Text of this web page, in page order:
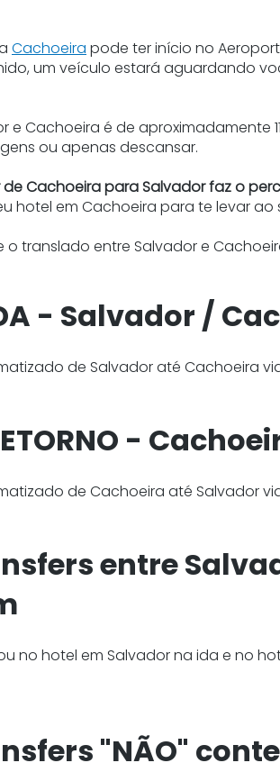
Cachoeira pode ter início no
um veículo estará aguardando
e Cachoeira é de aproximadamente
ou apenas descansar.
Cachoeira para Salvador faz o
hotel em Cachoeira para te levar ao
o translado entre Salvador e
- Salvador /
de Salvador até Cachoeira via
-
de Cachoeira até Salvador via
entre
no hotel em Salvador na ida e no
"NÃO"